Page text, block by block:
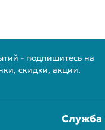
- подпишитесь на
скидки, акции.
Служба